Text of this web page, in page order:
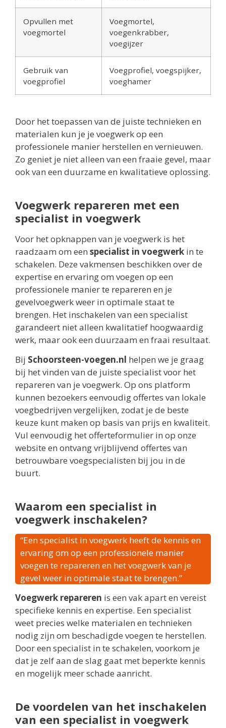
Opvullen met
voegmortel
Voegmortel,
voegenkrabber,
voegijzer
Gebruik van
voegprofiel
Voegprofiel, voegspijker,
voeghamer
Door het toepassen van de juiste technieken en
materialen kun je je voegwerk op een
professionele manier herstellen en vernieuwen.
Zo geniet je niet alleen van een fraaie gevel, maar
ook van een duurzame en kwalitatieve oplossing.
Voegwerk repareren met een
specialist in voegwerk
Voor het opknappen van je voegwerk is het
raadzaam om een specialist in voegwerk in te
schakelen. Deze vakmensen beschikken over de
expertise en ervaring om voegen op een
professionele manier te repareren en je
gevelvoegwerk weer in optimale staat te
brengen. Het inschakelen van een specialist
garandeert niet alleen kwalitatief hoogwaardig
werk, maar ook een duurzaam en fraai resultaat.
Bij Schoorsteen-voegen.nl helpen we je graag
bij het vinden van de juiste specialist voor het
repareren van je voegwerk. Op ons platform
kunnen bezoekers eenvoudig offertes van lokale
voegbedrijven vergelijken, zodat je de beste
keuze kunt maken op basis van prijs en kwaliteit.
Vul eenvoudig het offerteformulier in op onze
website en ontvang vrijblijvend offertes van
betrouwbare voegspecialisten bij jou in de
buurt.
Waarom een specialist in
voegwerk inschakelen?
“Een specialist in voegwerk heeft de kennis en
ervaring om op een professionele manier
voegen te repareren en het voegwerk van je
gevel weer in optimale staat te brengen.”
Voegwerk repareren is een vak apart en vereist
specifieke kennis en expertise. Een specialist
weet precies welke materialen en technieken
nodig zijn om beschadigde voegen te herstellen.
Door een specialist in te schakelen, voorkom je
dat je zelf aan de slag gaat met beperkte kennis
en mogelijk meer schade aanricht.
De voordelen van het inschakelen
van een specialist in voegwerk